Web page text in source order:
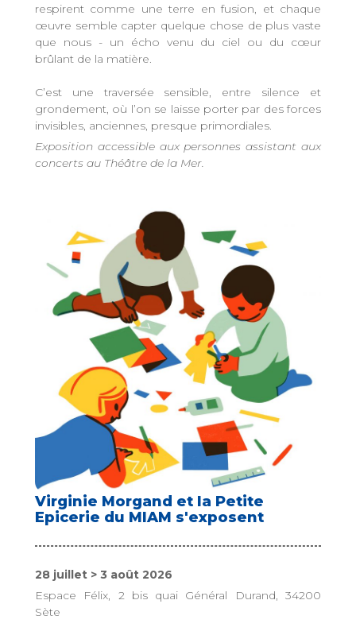
respirent comme une terre en fusion, et chaque
œuvre semble capter quelque chose de plus vaste
que nous - un écho venu du ciel ou du cœur
brûlant de la matière.
C’est une traversée sensible, entre silence et
grondement, où l’on se laisse porter par des forces
invisibles, anciennes, presque primordiales.
Exposition accessible aux personnes assistant aux
concerts au Théâtre de la Mer.
Virginie Morgand et la Petite
Epicerie du MIAM s'exposent
28 juillet > 3 août 2026
Espace Félix, 2 bis quai Général Durand, 34200
Sète